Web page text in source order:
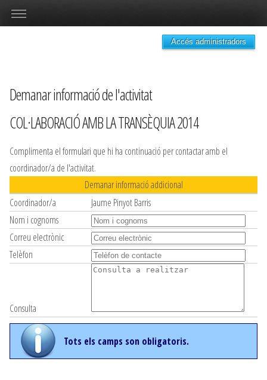
Accés administradors
Demanar informació de l'activitat
COL·LABORACIÓ AMB LA TRANSÈQUIA 2014
Complimenta el formulari que hi ha continuació per contactar amb el
coordinador/a de l'activitat.
Demanar informació addicional
Coordinador/a
Jaume Pinyot Barris
Nom i cognoms
Correu electrònic
Telèfon
Consulta
Tots els camps son obligatoris.